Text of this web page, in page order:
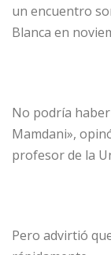
un encuentro
Blanca en
No podría
Mamdani»,
profesor de la
Pero advirtió